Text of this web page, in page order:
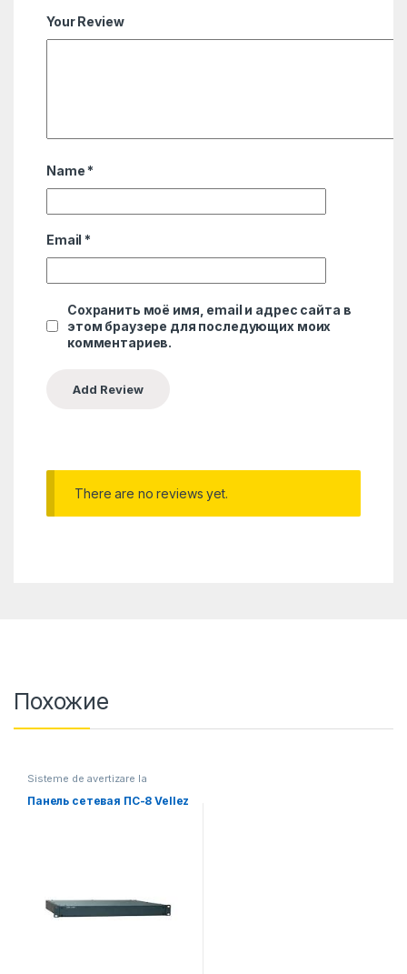
Your Review
Name *
Email *
Сохранить моё имя, email и адрес сайта в
этом браузере для последующих моих
комментариев.
There are no reviews yet.
Похожие
Sisteme de avertizare la
Панель сетевая ПС-8 Vellez